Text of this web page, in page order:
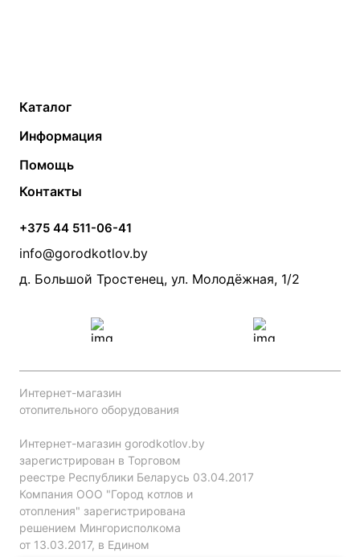
Каталог
Твердотопливные котлы
Электрические котлы
Банные печи
Камины и печи
Теплый пол
Радиаторы
Насосы
Дымоходы
Информация
Контакты
Статьи
Акции
Производители
Помощь
Монтаж систем отопления
Прайс по монтажу систем отопления
Проект систем отопления
Контакты
+375 44 511-06-41
info@gorodkotlov.by
д. Большой Тростенец, ул. Молодёжная, 1/2
Интернет-магазин
отопительного оборудования
Интернет-магазин gorodkotlov.by
зарегистрирован в Торговом
реестре Республики Беларусь 03.04.2017
Компания ООО "Город котлов и
отопления" зарегистрирована
решением Мингорисполкома
от 13.03.2017, в Едином